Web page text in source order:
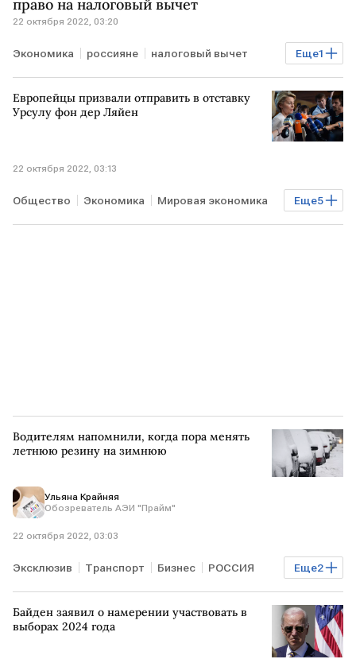
сделка
право на налоговый вычет
22 октября 2022, 03:20
Еще1
Экономика россияне налоговый вычет
Право
Европейцы призвали отправить в отставку
Урсулу фон дер Ляйен
22 октября 2022, 03:13
Еще5
Общество Экономика Мировая экономика
Еврокомиссия Урсула фон дер Ляйен
Водителям напомнили, когда пора менять
летнюю резину на зимнюю
Ульяна Крайняя
Обозреватель АЭИ "Прайм"
22 октября 2022, 03:03
Еще2
Эксклюзив Транспорт Бизнес РОССИЯ
резина Авто
Байден заявил о намерении участвовать в
выборах 2024 года